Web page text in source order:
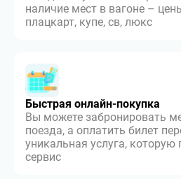
наличие мест в вагоне –
плацкарт, купе, св, люкс
Быстрая онлайн-покупка
Вы можете забронировать
поезда, а оплатить билет
уникальная услуга,
сервис